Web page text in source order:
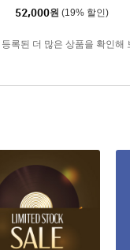
TIMES [LP]
52,000원 (19% 할인)
록된 더 많은 상품을 확인해